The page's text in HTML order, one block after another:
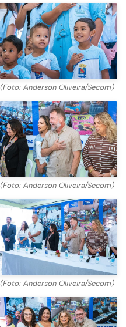
(Foto: Anderson Oliveira/Secom)
(Foto: Anderson Oliveira/Secom)
(Foto: Anderson Oliveira/Secom)